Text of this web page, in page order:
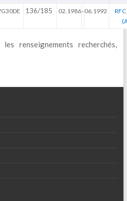
136/185 02.1986-06.1992
renseignements recherchés,